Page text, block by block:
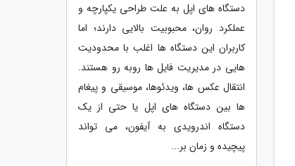
دستگاه های اپل به علت طراحی یکپارچه و
عملکرد روان، محبوبیت بالایی دارند؛ اما
کاربران این دستگاه ها اغلب با محدودیت
هایی در مدیریت فایل ها روبه رو هستند.
انتقال عکس ها، ویدئوها، موسیقی و پیغام
ها بین دستگاه های اپل یا حتی از یک
دستگاه اندرویدی به آیفون، می تواند
پیچیده و زمان بر...